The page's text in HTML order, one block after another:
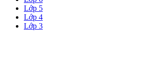
Lớp 5
Lớp 4
Lớp 3